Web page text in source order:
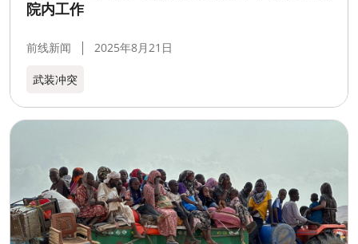
院内工作
前线新闻 2025年8月21日
武装冲突